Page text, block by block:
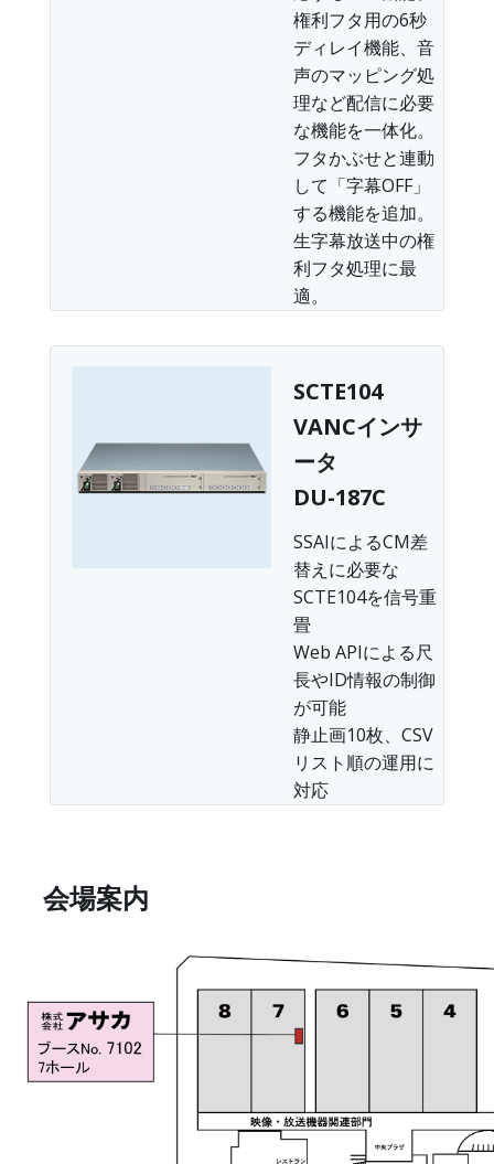
権利フタ用の6秒
ディレイ機能、音
声のマッピング処
理など配信に必要
な機能を一体化。
フタかぶせと連動
して「字幕OFF」
する機能を追加。
生字幕放送中の権
利フタ処理に最
適。
SCTE104
VANCインサ
ータ
DU-187C
SSAIによるCM差
替えに必要な
SCTE104を信号重
畳
Web APIによる尺
長やID情報の制御
が可能
静止画10枚、CSV
リスト順の運用に
対応
会場案内